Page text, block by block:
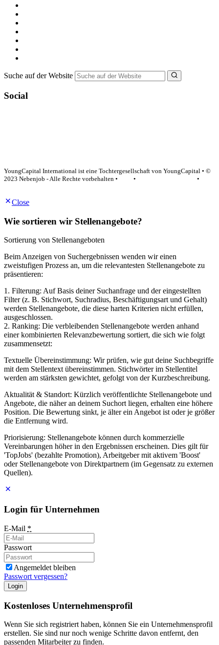
Suche auf der Website
Social
YoungCapital International ist eine Tochtergesellschaft von YoungCapital • ©
2023 Nebenjob - Alle Rechte vorbehalten •
•
•
Close
Wie sortieren wir Stellenangebote?
Sortierung von Stellenangeboten
Beim Anzeigen von Suchergebnissen wenden wir einen
zweistufigen Prozess an, um die relevantesten Stellenangebote zu
präsentieren:
1. Filterung: Auf Basis deiner Suchanfrage und der eingestellten
Filter (z. B. Stichwort, Suchradius, Beschäftigungsart und Gehalt)
werden Stellenangebote, die diese harten Kriterien nicht erfüllen,
ausgeschlossen.
2. Ranking: Die verbleibenden Stellenangebote werden anhand
einer kombinierten Relevanzbewertung sortiert, die sich wie folgt
zusammensetzt:
Textuelle Übereinstimmung: Wir prüfen, wie gut deine Suchbegriffe
mit dem Stellentext übereinstimmen. Stichwörter im Stellentitel
werden am stärksten gewichtet, gefolgt von der Kurzbeschreibung.
Aktualität & Standort: Kürzlich veröffentlichte Stellenangebote und
Angebote, die näher an deinem Suchort liegen, erhalten eine höhere
Position. Die Bewertung sinkt, je älter ein Angebot ist oder je größer
die Entfernung wird.
Priorisierung: Stellenangebote können durch kommerzielle
Vereinbarungen höher in den Ergebnissen erscheinen. Dies gilt für
'TopJobs' (bezahlte Promotion), Arbeitgeber mit aktivem 'Boost'
oder Stellenangebote von Direktpartnern (im Gegensatz zu externen
Quellen).
Login für Unternehmen
E-Mail *
Passwort
Angemeldet bleiben
Passwort vergessen?
Login
Kostenloses Unternehmensprofil
Wenn Sie sich registriert haben, können Sie ein Unternehmensprofil
erstellen. Sie sind nur noch wenige Schritte davon entfernt, den
passenden Mitarbeiter zu finden.